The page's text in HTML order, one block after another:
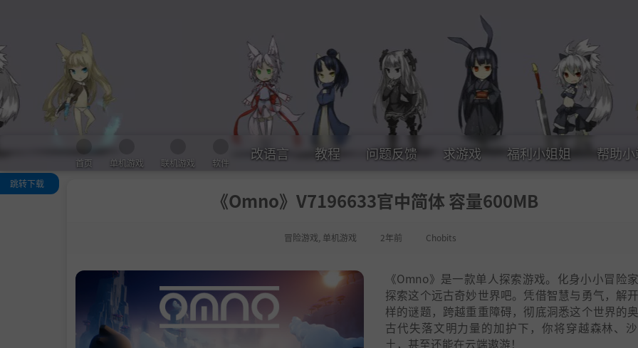
首页 单机游戏 联机游戏 软件
改语言 教程 问题反馈 求游戏 福利小姐姐 帮助
《Omno》V7196633官中简体 容量600MB
冒险游戏 单机游戏 2年前 Chobits
跳转下载
《Omno》是一款单人探索游戏。化身小小冒险
探索这个远古奇妙世界吧。凭借智慧与勇气，解
样的谜题，跨越重重障碍，彻底洞悉这个世界的
古代失落文明力量的加护下，你将穿越森林、
土，甚至还能在云端遨游！